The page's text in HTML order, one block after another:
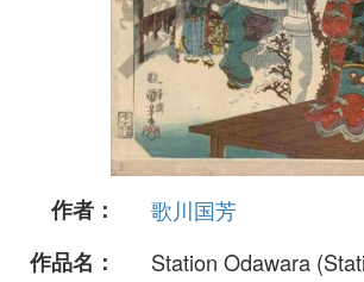
作者：
歌川国芳
作品名：
Station Odawara